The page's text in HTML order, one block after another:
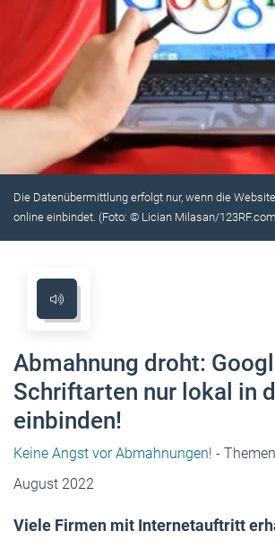
Die Datenübermittlung erfolgt nur, wenn die
online einbindet. (Foto: © Lician Milasan/
Abmahnung droht:
Schriftarten nur lokal in
einbinden!
Keine Angst vor Abmahnungen! -
August 2022
Viele Firmen mit Internetauftritt